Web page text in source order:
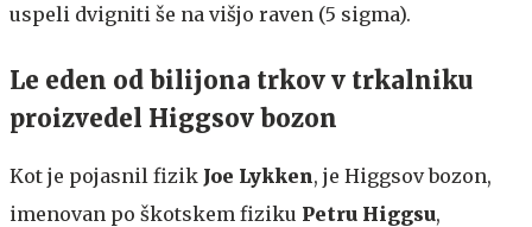
uspeli dvigniti še na višjo raven (5 sigma).
Le eden od bilijona trkov v trkalniku
proizvedel Higgsov bozon
Kot je pojasnil fizik Joe Lykken, je Higgsov bozon,
imenovan po škotskem fiziku Petru Higgsu,